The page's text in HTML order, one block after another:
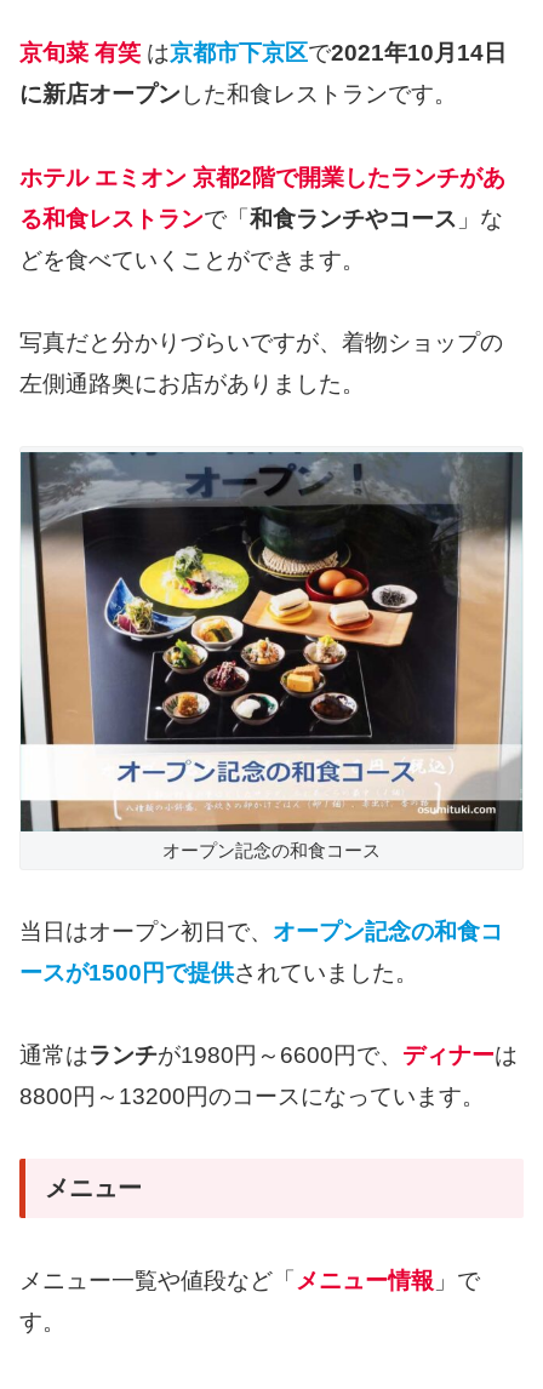
京旬菜 有笑 は京都市下京区で2021年10月14日
に新店オープン した和食レストランです。
ホテル エミオン 京都2階で開業したランチがあ
る和食レストランで「和食ランチやコース 」な
どを食べていくことができます。
写真だと分かりづらいですが、着物ショップの
左側通路奥にお店がありました。
オープン記念の和食コース
当日はオープン初日で、 オープン記念の和食コ
ースが1500円で提供されていました。
通常はランチが1980円～6600円で、 ディナーは
8800円～13200円のコースになっています。
メニュー
メニュー一覧や値段など「 メニュー情報 」で
す。